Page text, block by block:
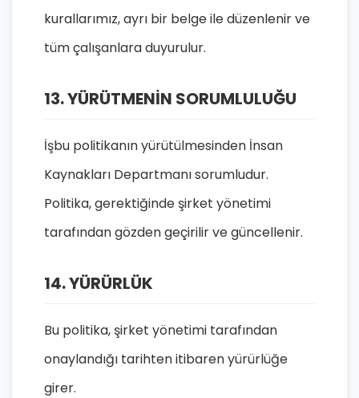
kurallarımız, ayrı bir belge ile düzenlenir ve
tüm çalışanlara duyurulur.
13. YÜRÜTMENİN SORUMLULUĞU
İşbu politikanın yürütülmesinden İnsan
Kaynakları Departmanı sorumludur.
Politika, gerektiğinde şirket yönetimi
tarafından gözden geçirilir ve güncellenir.
14. YÜRÜRLÜK
Bu politika, şirket yönetimi tarafından
onaylandığı tarihten itibaren yürürlüğe
girer.